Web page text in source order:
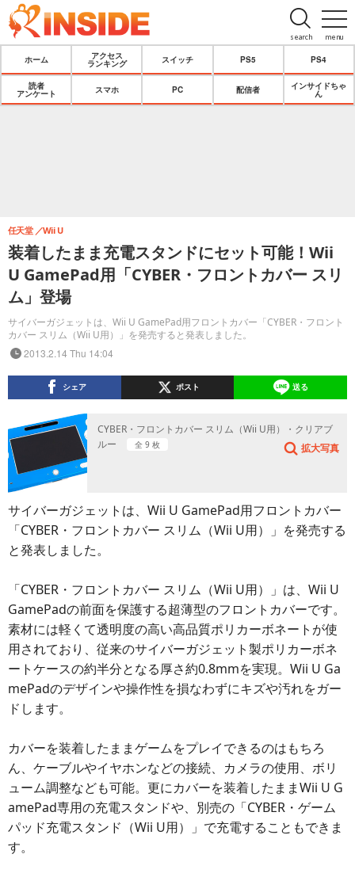
menu
search
ホーム
アクセス
ランキング
スイッチ PS5 PS4
読者
アンケート
スマホ PC 配信者
インサイドちゃ
ん
装着したまま充電スタンドにセット可能！Wii
U GamePad用「CYBER・フロントカバー スリ
ム」登場
サイバーガジェットは、Wii U GamePad用フロントカバー「CYBER・フロント
カバー スリム（Wii U用）」を発売すると発表しました。
任天堂 Wii U
2013.2.14 Thu 14:04
シェア ポスト 送る
CYBER・フロントカバー スリム（Wii U用）・クリアブ
ルー
全 9 枚 拡大写真
サイバーガジェットは、Wii U GamePad用フロントカバー
「CYBER・フロントカバー スリム（Wii U用）」を発売する
と発表しました。
「CYBER・フロントカバー スリム（Wii U用）」は、Wii U
GamePadの前面を保護する超薄型のフロントカバーです。
素材には軽くて透明度の高い高品質ポリカーボネートが使
用されており、従来のサイバーガジェット製ポリカーボネ
ートケースの約半分となる厚さ約0.8mmを実現。Wii U Ga
mePadのデザインや操作性を損なわずにキズや汚れをガー
ドします。
カバーを装着したままゲームをプレイできるのはもちろ
ん、ケーブルやイヤホンなどの接続、カメラの使用、ボリ
ューム調整なども可能。更にカバーを装着したままWii U G
amePad専用の充電スタンドや、別売の「CYBER・ゲーム
パッド充電スタンド（Wii U用）」で充電することもできま
す。